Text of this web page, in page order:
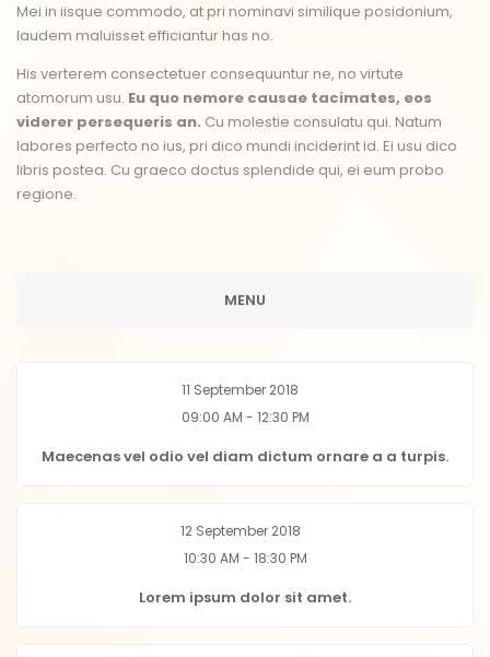
Mei in iisque commodo, at pri nominavi similique posidonium,
laudem maluisset efficiantur has no.
His verterem consectetuer consequuntur ne, no virtute
atomorum usu. Eu quo nemore causae tacimates, eos
viderer persequeris an. Cu molestie consulatu qui. Natum
labores perfecto no ius, pri dico mundi inciderint id. Ei usu dico
libris postea. Cu graeco doctus splendide qui, ei eum probo
regione.
MENU
11 September 2018
09:00 AM - 12:30 PM
Maecenas vel odio vel diam dictum ornare a a turpis.
12 September 2018
10:30 AM - 18:30 PM
Lorem ipsum dolor sit amet.